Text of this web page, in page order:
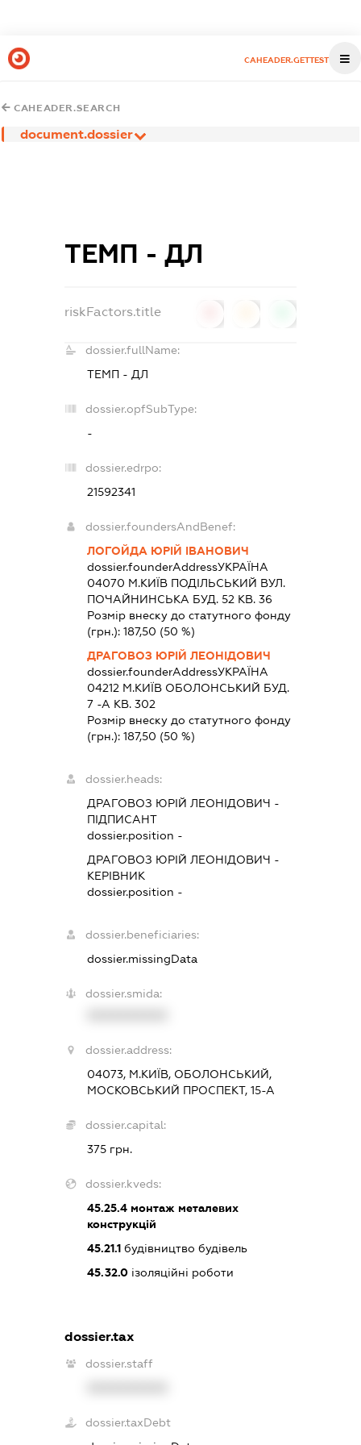
CAHEADER.GETTEST
CAHEADER.SEARCH
document.dossier
ТЕМП - ДЛ
riskFactors.title
dossier.fullName:
ТЕМП - ДЛ
dossier.opfSubType:
-
dossier.edrpo:
21592341
dossier.foundersAndBenef:
ЛОГОЙДА ЮРІЙ ІВАНОВИЧ
dossier.founderAddressУКРАЇНА
04070 М.КИЇВ ПОДІЛЬСЬКИЙ ВУЛ.
ПОЧАЙНИНСЬКА БУД. 52 КВ. 36
Розмір внеску до статутного фонду
(грн.): 187,50 (50 %)
ДРАГОВОЗ ЮРІЙ ЛЕОНІДОВИЧ
dossier.founderAddressУКРАЇНА
04212 М.КИЇВ ОБОЛОНСЬКИЙ БУД.
7 -А КВ. 302
Розмір внеску до статутного фонду
(грн.): 187,50 (50 %)
dossier.heads:
ДРАГОВОЗ ЮРІЙ ЛЕОНІДОВИЧ -
ПІДПИСАНТ
dossier.position -
ДРАГОВОЗ ЮРІЙ ЛЕОНІДОВИЧ -
КЕРІВНИК
dossier.position -
dossier.beneficiaries:
dossier.missingData
dossier.smida:
dossier.address:
04073, М.КИЇВ, ОБОЛОНСЬКИЙ,
МОСКОВСЬКИЙ ПРОСПЕКТ, 15-А
dossier.capital:
375 грн.
dossier.kveds:
45.25.4монтаж металевих
конструкцій
45.21.1будівництво будівель
45.32.0ізоляційні роботи
dossier.tax
dossier.staff
dossier.taxDebt